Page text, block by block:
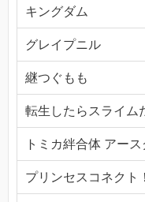
キングダム
グレイプニル
継つぐもも
転生したらスライム
トミカ絆合体 アー
プリンセスコネクト